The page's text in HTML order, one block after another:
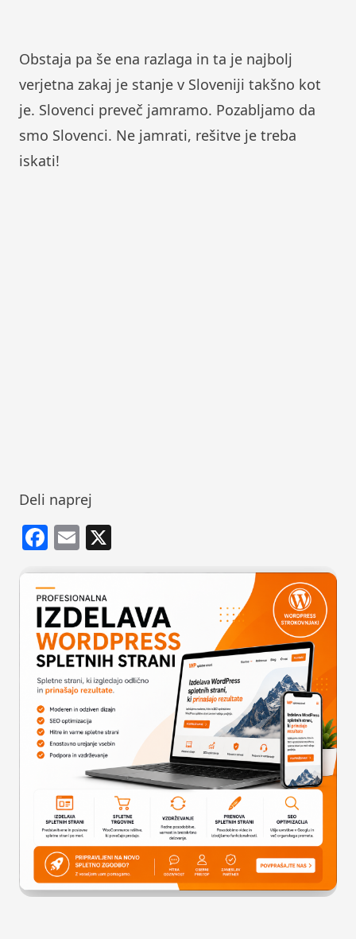
Obstaja pa še ena razlaga in ta je najbolj
verjetna zakaj je stanje v Sloveniji takšno kot
je. Slovenci preveč jamramo. Pozabljamo da
smo Slovenci. Ne jamrati, rešitve je treba
iskati!
Deli naprej
Facebook
Email